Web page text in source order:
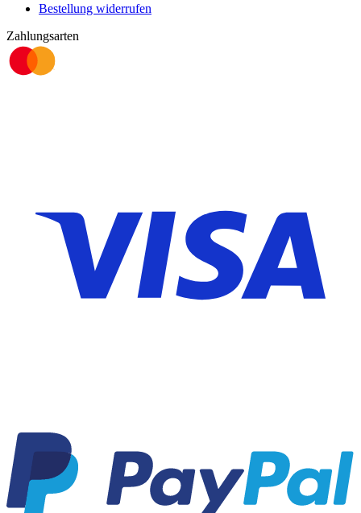
Bestellung widerrufen
Zahlungsarten